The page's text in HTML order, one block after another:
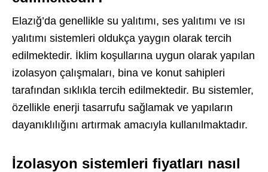
Elazığ’da genellikle su yalıtımı, ses yalıtımı ve ısı
yalıtımı sistemleri oldukça yaygın olarak tercih
edilmektedir. İklim koşullarına uygun olarak yapılan
izolasyon çalışmaları, bina ve konut sahipleri
tarafından sıklıkla tercih edilmektedir. Bu sistemler,
özellikle enerji tasarrufu sağlamak ve yapıların
dayanıklılığını artırmak amacıyla kullanılmaktadır.
İzolasyon sistemleri fiyatları nasıl